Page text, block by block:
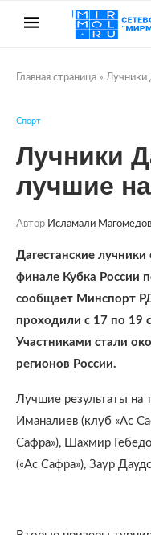
Главная страница » Лучники
Спорт
Лучники
лучшие
Автор Исламали Магомедов
Дагестанские
финале Кубка России
сообщает Минспорт
проходили с 17 по 19
Участниками стали
регионов России.
Лучшие результаты на
Иманалиев (клуб «Ас
Сафра»), Шахмир
(«Ас Сафра»), Заур